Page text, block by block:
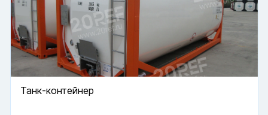
Танк-контейнер